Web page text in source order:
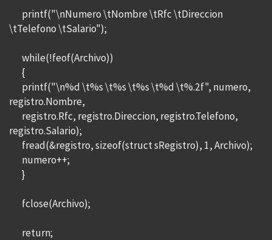
printf("\nNumero \tNombre \tRfc \tDireccion
\tTelefono \tSalario");
while(!feof(Archivo))
{
printf("\n%d \t%s \t%s \t%s \t%d \t%.2f", numero,
registro.Nombre,
registro.Rfc, registro.Direccion, registro.Telefono,
registro.Salario);
fread(&registro, sizeof(struct sRegistro), 1, Archivo);
numero++;
}
fclose(Archivo);
return;